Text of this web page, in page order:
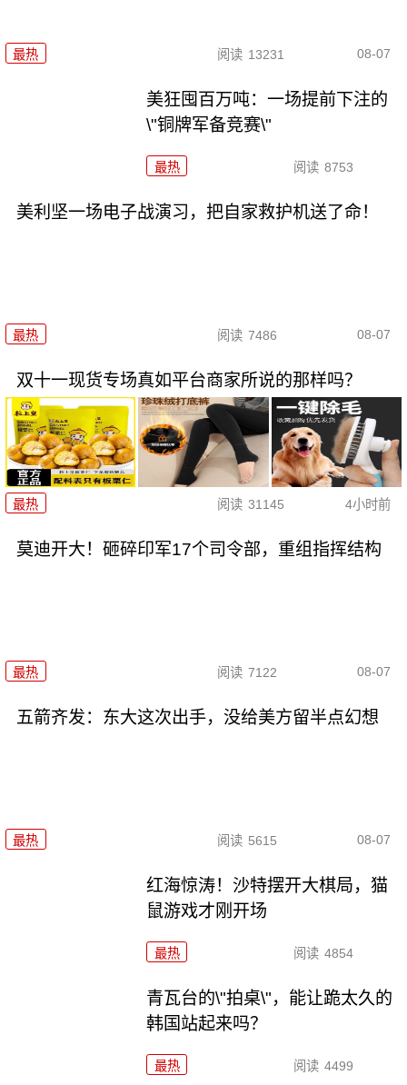
最热 阅读 13231 08-07
美狂囤百万吨：一场提前下注的
\"铜牌军备竞赛\"
最热 阅读 8753
美利坚一场电子战演习，把自家救护机送了命！
最热 阅读 7486 08-07
双十一现货专场真如平台商家所说的那样吗？
最热 阅读 31145 4小时前
莫迪开大！砸碎印军17个司令部，重组指挥结构
最热 阅读 7122 08-07
五箭齐发：东大这次出手，没给美方留半点幻想
最热 阅读 5615 08-07
红海惊涛！沙特摆开大棋局，猫
鼠游戏才刚开场
最热 阅读 4854
青瓦台的\"拍桌\"，能让跪太久的
韩国站起来吗？
最热 阅读 4499